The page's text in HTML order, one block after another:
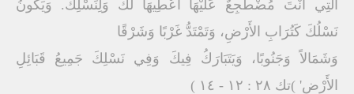
الَّتِي أَنْتَ مُضْطَجِعٌ عَلَيْهَا أُعْطِيهَا لَكَ وَلِنَسْلِكَ. وَيَكُونُ
نَسْلُكَ كَتُرَابِ الأَرْضِ، وَتَمْتَدُّ غَرْبًا وَشَرْقًا
وَشَمَالاً وَجَنُوبًا، وَيَتَبَارَكُ فِيكَ وَفِي نَسْلِكَ جَمِيعُ قَبَائِلِ
الأَرْضِ' )تك ٢٨ : ١٢ - ١٤ )